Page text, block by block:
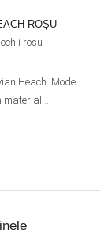
ROȘU
rosu
Heach. Model